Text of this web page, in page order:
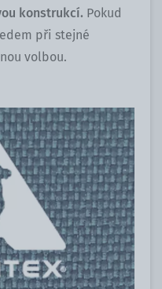
konstrukcí. Pokud
při stejné
volbou.